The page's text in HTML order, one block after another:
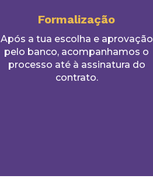
Formalização
Após a tua escolha e aprovação
pelo banco, acompanhamos o
processo até à assinatura do
contrato.